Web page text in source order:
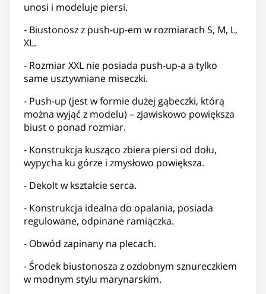
unosi i modeluje piersi.
- Biustonosz z push-up-em w rozmiarach S, M, L,
XL.
- Rozmiar XXL nie posiada push-up-a a tylko
same usztywniane miseczki.
- Push-up (jest w formie dużej gąbeczki, którą
można wyjąć z modelu) – zjawiskowo powiększa
biust o ponad rozmiar.
- Konstrukcja kusząco zbiera piersi od dołu,
wypycha ku górze i zmysłowo powiększa.
- Dekolt w kształcie serca.
- Konstrukcja idealna do opalania, posiada
regulowane, odpinane ramiączka.
- Obwód zapinany na plecach.
- Środek biustonosza z ozdobnym sznureczkiem
w modnym stylu marynarskim.